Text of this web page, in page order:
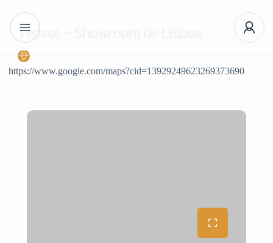
Tepsol – Showroom de Lisboa
https://www.google.com/maps?cid=13929249623269373690